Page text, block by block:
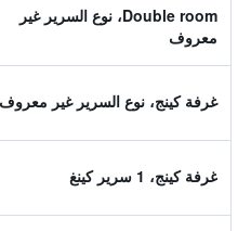
Double room، نوع السرير غير
معروف
غرفة كينج، نوع السرير غير معروف
غرفة كينج، 1 سرير كينغ